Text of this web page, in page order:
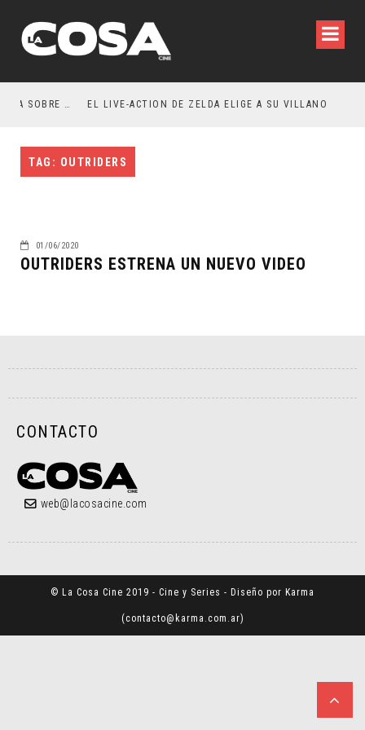
RESEÑA LA INVITACIÓN: OLIVIA WILDE REFLEXIONA SOBRE LA VIDA CONYUGAL EL LIVE-ACTION DE ZELDA ELIGE A SU VILLANO
TAG: OUTRIDERS
01/06/2020
OUTRIDERS ESTRENA UN NUEVO VIDEO
CONTACTO
web@lacosacine.com
© La Cosa Cine 2019 - Cine y Series - Diseño por Karma
(contacto@karma.com.ar)